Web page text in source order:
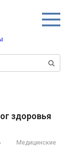
здоровья
Медицинские